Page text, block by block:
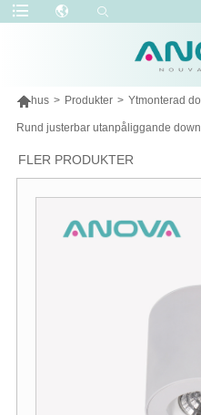
hus > Produkter > Ytmonterad
Rund justerbar utanpåliggande
FLER PRODUKTER